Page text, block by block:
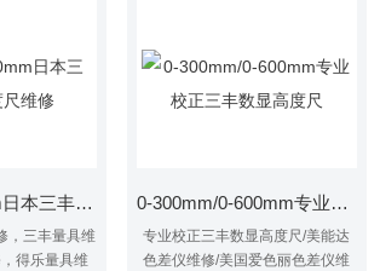
0-300/0-600mm日本三丰带表高度尺维修
，三丰量具维
得乐量具维
0-300mm/0-600mm专业校正三丰数显高度尺
专业校正三丰数显高度尺/美能达
色差仪维修/美国爱色丽色差仪维